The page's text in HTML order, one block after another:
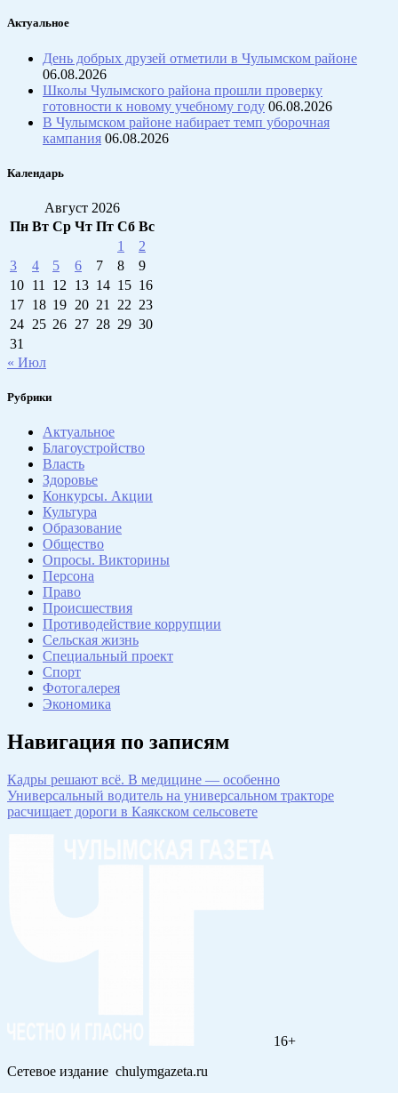
Актуальное
День добрых друзей отметили в Чулымском районе
06.08.2026
Школы Чулымского района прошли проверку
готовности к новому учебному году 06.08.2026
В Чулымском районе набирает темп уборочная
кампания 06.08.2026
Календарь
Август 2026
Пн Вт Ср Чт Пт Сб Вс
1
2
3
4 5 6 7 8
9
10 11 12 13 14 15 16
17 18 19 20 21 22 23
24 25 26 27 28 29 30
31
« Июл
Рубрики
Актуальное
Благоустройство
Власть
Здоровье
Конкурсы. Акции
Культура
Образование
Общество
Опросы. Викторины
Персона
Право
Происшествия
Противодействие коррупции
Сельская жизнь
Специальный проект
Спорт
Фотогалерея
Экономика
Навигация по записям
Кадры решают всё. В медицине — особенно
Универсальный водитель на универсальном тракторе
расчищает дороги в Каякском сельсовете
16+
Сетевое издание chulymgazeta.ru